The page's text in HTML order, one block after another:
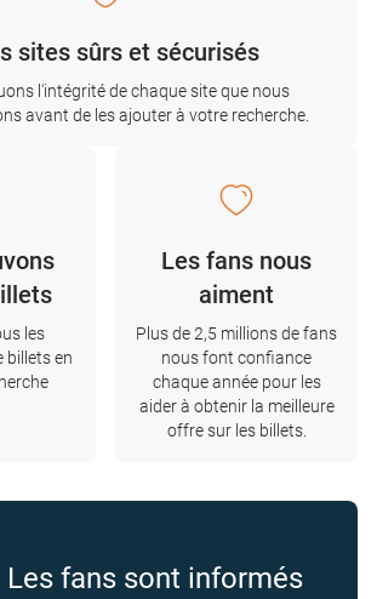
sites sûrs et sécurisés
l'intégrité de chaque site que nous
avant de les ajouter à votre recherche.
les
billets en
Les fans nous
aiment
Plus de 2,5 millions de fans
nous font confiance
chaque année pour les
aider à obtenir la meilleure
offre sur les billets.
Les fans sont informés